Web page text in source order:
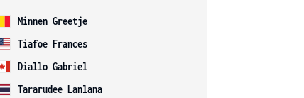
Minnen Greetje
Tiafoe Frances
Diallo Gabriel
Tararudee Lanlana